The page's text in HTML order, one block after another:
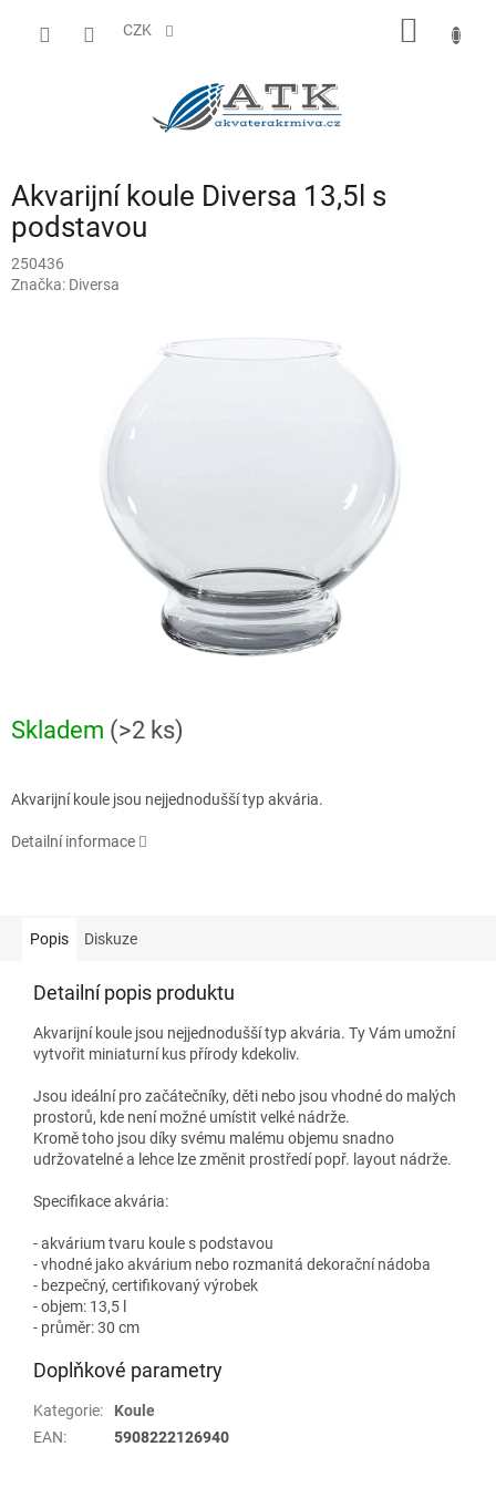
CZK
Akvarijní koule Diversa 13,5l s
podstavou
250436
Značka: Diversa
Skladem (>2 ks)
Akvarijní koule jsou nejjednodušší typ akvária.
Detailní informace
Popis Diskuze
Detailní popis produktu
Akvarijní koule jsou nejjednodušší typ akvária. Ty Vám umožní
vytvořit miniaturní kus přírody kdekoliv.
Jsou ideální pro začátečníky, děti nebo jsou vhodné do malých
prostorů, kde není možné umístit velké nádrže.
Kromě toho jsou díky svému malému objemu snadno
udržovatelné a lehce lze změnit prostředí popř. layout nádrže.
Specifikace akvária:
- akvárium tvaru koule s podstavou
- vhodné jako akvárium nebo rozmanitá dekorační nádoba
- bezpečný, certifikovaný výrobek
- objem: 13,5 l
- průměr: 30 cm
Doplňkové parametry
Kategorie:
Koule
EAN: 5908222126940